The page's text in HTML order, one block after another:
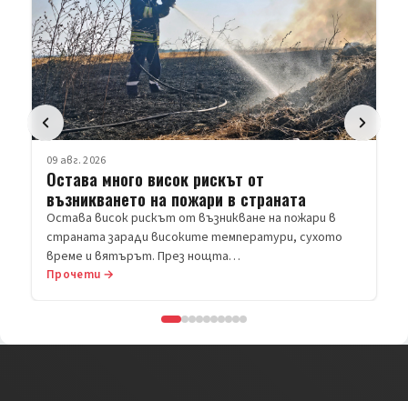
09 авг. 2026
Остава много висок рискът от
възникването на пожари в страната
Остава висок рискът от възникване на пожари в
страната заради високите температури, сухото
време и вятърът. През нощта…
Прочети →